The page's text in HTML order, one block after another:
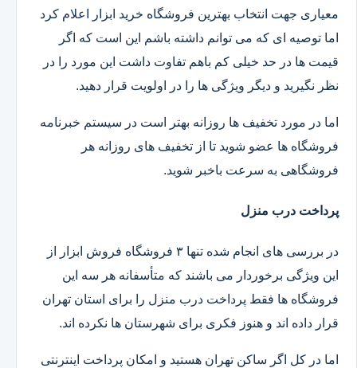
معیاری جهت انتخاب بهترین فروشگاه خرید ابزار اعلام کرد
اما توصیه ای که می توانم داشته باشم این است که اگر
قیمت ها در حد خیلی کم باهم تفاوت داشت این مورد را در
نظر نگیرید و دیگر ویژگی ها را در اولویت قرار دهید.
اما در مورد تخفیف ها روزانه بهتر است در سیستم خبرنامه
فروشگاه ها عضو شوید تا از تخفیف های روزانه هر
فروشگاهی به سرعت باخبر شوید.
پرداخت درب منزل
در بررسی های انجام شده تنها ۳ فروشگاه فروش ابزار از
این ویژگی برخوردار می باشند که متأسفانه هر سه این
فروشگاه ها فقط پرداخت درب منزل را برای استان تهران
قرار داده اند و هنوز فکری برای شهرستان ها نکرده اند.
اما در کل اگر ساکن تهران هستید و امکان پرداخت اینترنتی